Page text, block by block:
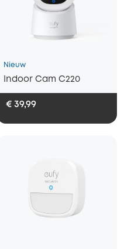
Nieuw
Indoor Cam C220
€ 39,99